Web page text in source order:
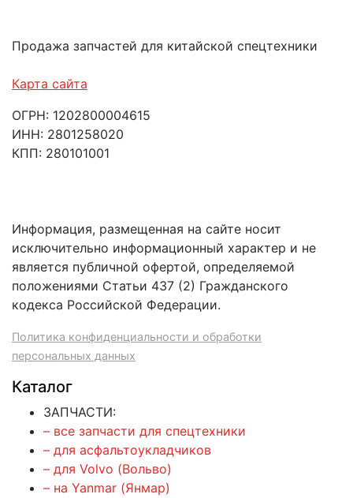
Продажа запчастей для китайской спецтехники
Карта сайта
ОГРН: 1202800004615
ИНН: 2801258020
КПП: 280101001
Информация, размещенная на сайте носит
исключительно информационный характер и не
является публичной офертой, определяемой
положениями Статьи 437 (2) Гражданского
кодекса Российской Федерации.
Политика конфиденциальности и обработки
персональных данных
Каталог
ЗАПЧАСТИ:
– все запчасти для спецтехники
– для асфальтоукладчиков
– для Volvo (Вольво)
– на Yanmar (Янмар)